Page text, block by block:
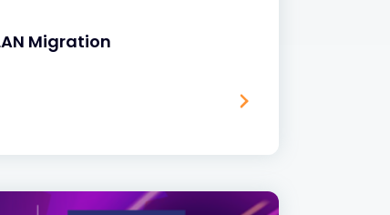
Migration